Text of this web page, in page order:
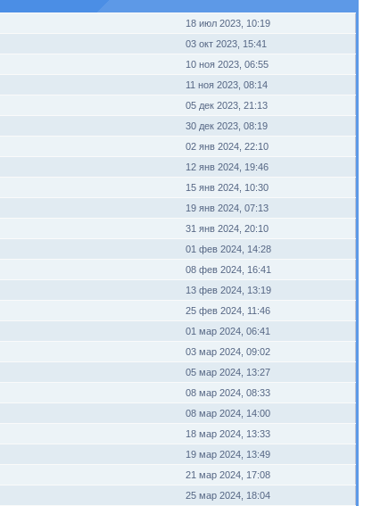
18 июл 2023, 10:19
03 окт 2023, 15:41
10 ноя 2023, 06:55
11 ноя 2023, 08:14
05 дек 2023, 21:13
30 дек 2023, 08:19
02 янв 2024, 22:10
12 янв 2024, 19:46
15 янв 2024, 10:30
19 янв 2024, 07:13
31 янв 2024, 20:10
01 фев 2024, 14:28
08 фев 2024, 16:41
13 фев 2024, 13:19
25 фев 2024, 11:46
01 мар 2024, 06:41
03 мар 2024, 09:02
05 мар 2024, 13:27
08 мар 2024, 08:33
08 мар 2024, 14:00
18 мар 2024, 13:33
19 мар 2024, 13:49
21 мар 2024, 17:08
25 мар 2024, 18:04